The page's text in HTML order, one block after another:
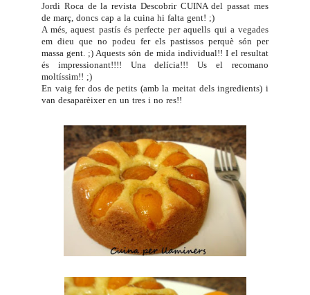
Jordi Roca de la revista Descobrir CUINAdel passat mes
de març, doncs cap a la cuina hi falta gent! ;)
A més, aquest pastís és perfecte per aquells qui a vegades
em dieu que no podeu fer els pastissos perquè són per
massa gent. ;) Aquests són de mida individual!! I el resultat
és impressionant!!!! Una delícia!!! Us el recomano
moltíssim!! ;)
En vaig fer dos de petits (amb la meitat dels ingredients) i
van desaparèixer en un tres i no res!!